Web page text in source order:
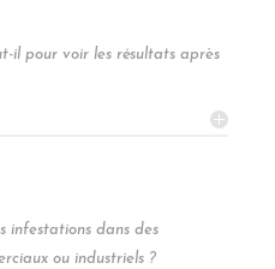
il pour voir les résultats après
infestations dans des
ou industriels ?